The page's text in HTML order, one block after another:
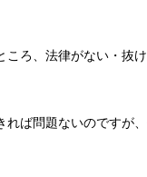
ころ、法律がない・抜
れば問題ないのですが